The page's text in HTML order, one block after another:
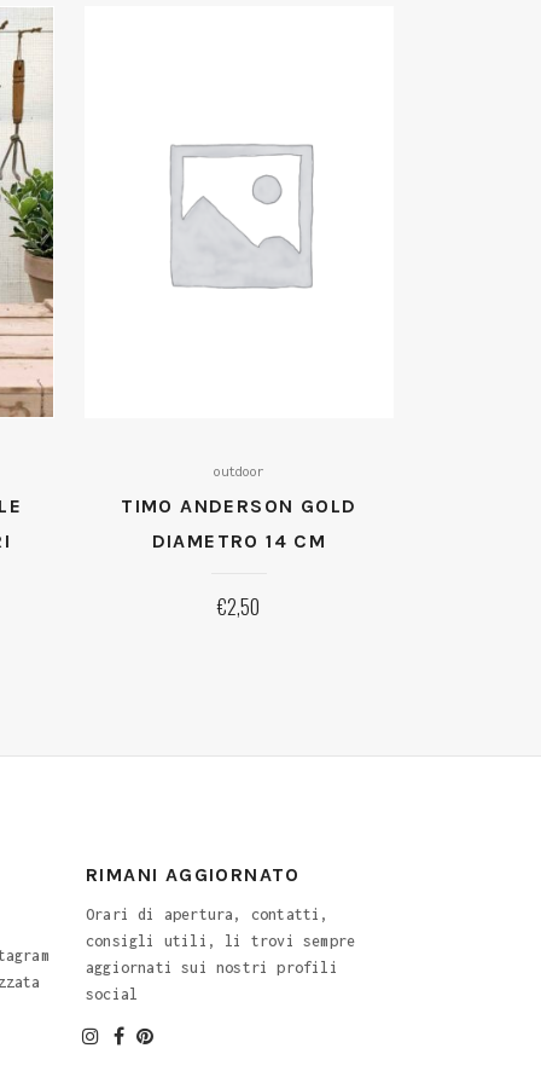
outdoor
TIMO ANDERSON GOLD
DIAMETRO 14 CM
€2,50
RIMANI AGGIORNATO
Orari di apertura, contatti,
consigli utili, li trovi sempre
aggiornati sui nostri profili
social